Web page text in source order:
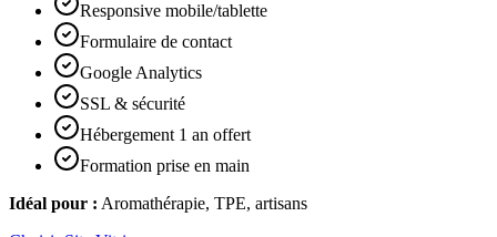
Responsive mobile/tablette
Formulaire de contact
Google Analytics
SSL & sécurité
Hébergement 1 an offert
Formation prise en main
Idéal pour : Aromathérapie, TPE, artisans